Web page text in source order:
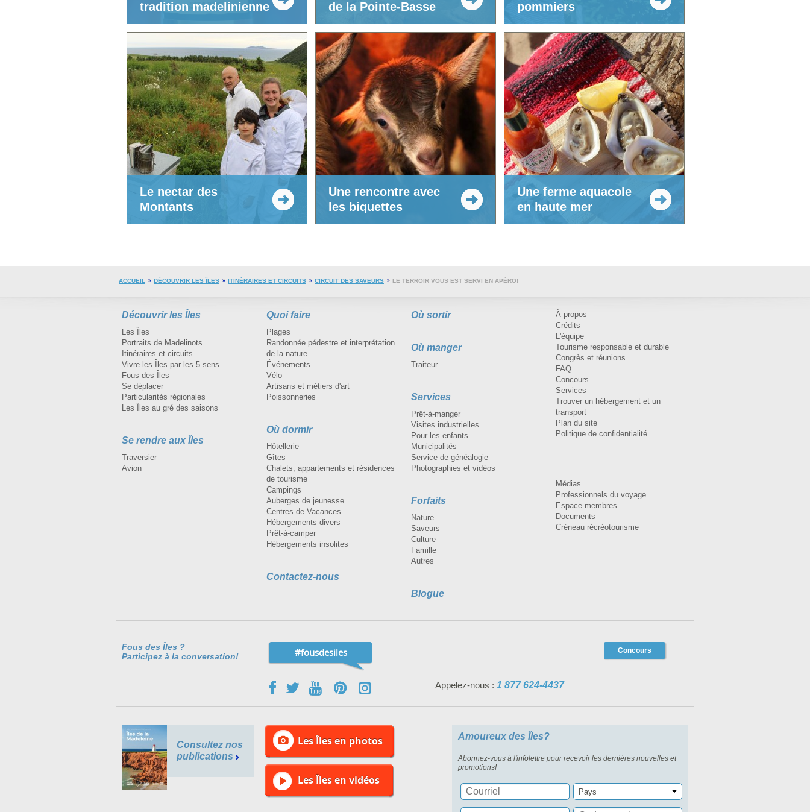
tradition madelinienne
de la Pointe-Basse
pommiers
Le nectar des
Montants
Une rencontre avec
les biquettes
Une ferme aquacole
en haute mer
ACCUEIL DÉCOUVRIR LES ÎLES ITINÉRAIRES ET CIRCUITS CIRCUIT DES SAVEURS LE TERROIR VOUS EST SERVI EN APÉRO!
Découvrir les Îles
Les Îles
Portraits de Madelinots
Itinéraires et circuits
Vivre les Îles par les 5 sens
Fous des Îles
Se déplacer
Particularités régionales
Les Îles au gré des saisons
Se rendre aux Îles
Traversier
Avion
Quoi faire
Plages
Randonnée pédestre et interprétation
de la nature
Événements
Vélo
Artisans et métiers d'art
Poissonneries
Où dormir
Hôtellerie
Gîtes
Chalets, appartements et résidences
de tourisme
Campings
Auberges de jeunesse
Centres de Vacances
Hébergements divers
Prêt-à-camper
Hébergements insolites
Contactez-nous
Où sortir
Où manger
Traiteur
Services
Prêt-à-manger
Visites industrielles
Pour les enfants
Municipalités
Service de généalogie
Photographies et vidéos
Forfaits
Nature
Saveurs
Culture
Famille
Autres
Blogue
À propos
Crédits
L'équipe
Tourisme responsable et durable
Congrès et réunions
FAQ
Concours
Services
Trouver un hébergement et un
transport
Plan du site
Politique de confidentialité
Médias
Professionnels du voyage
Espace membres
Documents
Créneau récréotourisme
Fous des Îles ?
Participez à la conversation!
#fousdesiles Concours
Appelez-nous : 1 877 624-4437
Consultez nos
publications
Les Îles en photos
Les Îles en vidéos
Amoureux des Îles?
Abonnez-vous à l'infolettre pour recevoir les dernières nouvelles et
promotions!
Pays